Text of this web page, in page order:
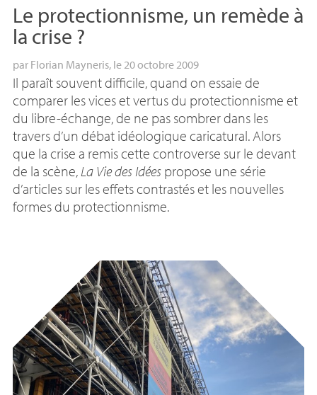
Le protectionnisme, un remède à
la crise ?
par Florian Mayneris, le 20 octobre 2009
Il paraît souvent difficile, quand on essaie de
comparer les vices et vertus du protectionnisme et
du libre-échange, de ne pas sombrer dans les
travers d’un débat idéologique caricatural. Alors
que la crise a remis cette controverse sur le devant
de la scène, La Vie des Idéespropose une série
d’articles sur les effets contrastés et les nouvelles
formes du protectionnisme.